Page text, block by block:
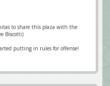
to share this plaza with the
Biscotti)
putting in rules for offense!